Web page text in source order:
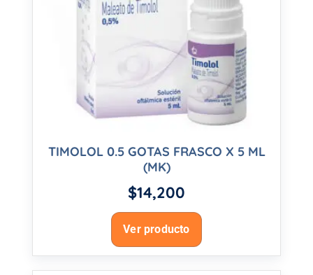
TIMOLOL 0.5 GOTAS FRASCO X 5 ML
(MK)
$14,200
Ver producto